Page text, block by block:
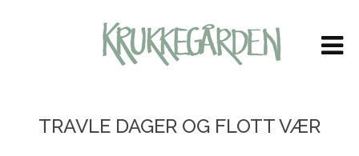
TRAVLE DAGER OG FLOTT VÆR
LOG INOR CREATE AN ACCOUNT